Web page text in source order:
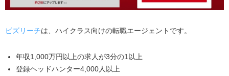
ビズリーチは、ハイクラス向けの転職エージェントです。
年収1,000万円以上の求人が3分の1以上
登録ヘッドハンター4,000人以上